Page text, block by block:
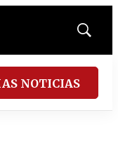
Mostrar
NOTICIAS